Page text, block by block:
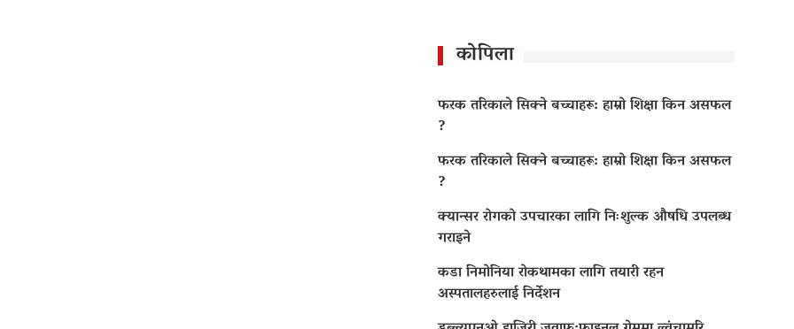
कोपिला
फरक तरिकाले सिक्ने बच्चाहरू: हाम्रो शिक्षा किन असफल
?
फरक तरिकाले सिक्ने बच्चाहरू: हाम्रो शिक्षा किन असफल
?
क्यान्सर रोगको उपचारका लागि निःशुल्क औषधि उपलब्ध
गराइने
कडा निमोनिया रोकथामका लागि तयारी रहन
अस्पतालहरुलाई निर्देशन